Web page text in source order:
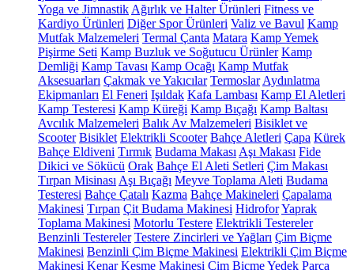
Yoga ve Jimnastik Ağırlık ve Halter Ürünleri Fitness ve
Kardiyo Ürünleri Diğer Spor Ürünleri Valiz ve Bavul Kamp
Mutfak Malzemeleri Termal Çanta Matara Kamp Yemek
Pişirme Seti Kamp Buzluk ve Soğutucu Ürünler Kamp
Demliği Kamp Tavası Kamp Ocağı Kamp Mutfak
Aksesuarları Çakmak ve Yakıcılar Termoslar Aydınlatma
Ekipmanları El Feneri Işıldak Kafa Lambası Kamp El Aletleri
Kamp Testeresi Kamp Küreği Kamp Bıçağı Kamp Baltası
Avcılık Malzemeleri Balık Av Malzemeleri Bisiklet ve
Scooter Bisiklet Elektrikli Scooter Bahçe Aletleri Çapa Kürek
Bahçe Eldiveni Tırmık Budama Makası Aşı Makası Fide
Dikici ve Sökücü Orak Bahçe El Aleti Setleri Çim Makası
Tırpan Misinası Aşı Bıçağı Meyve Toplama Aleti Budama
Testeresi Bahçe Çatalı Kazma Bahçe Makineleri Çapalama
Makinesi Tırpan Çit Budama Makinesi HidroforYaprak
Toplama Makinesi Motorlu Testere Elektrikli Testereler
Benzinli Testereler Testere Zincirleri ve Yağları Çim Biçme
Makinesi Benzinli Çim Biçme Makinesi Elektrikli Çim Biçme
Makinesi Kenar Kesme Makinesi Çim Biçme Yedek Parça